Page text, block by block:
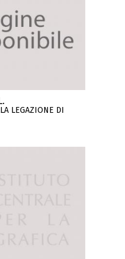
LEGAZIONE DI